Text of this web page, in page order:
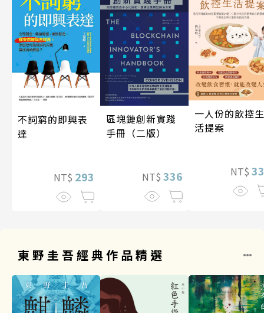
不詞窮的即興表
達
NT$ 293
區塊鏈創新實踐
手冊（二版）
NT$ 336
一人份的飲控生
活提案
NT$
東野圭吾經典作品精選